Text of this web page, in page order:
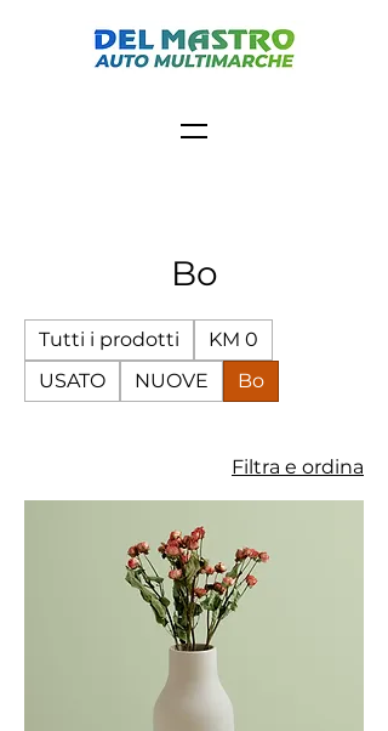
Bo
Tutti i prodotti
KM 0
USATO
NUOVE Bo
Filtra e ordina